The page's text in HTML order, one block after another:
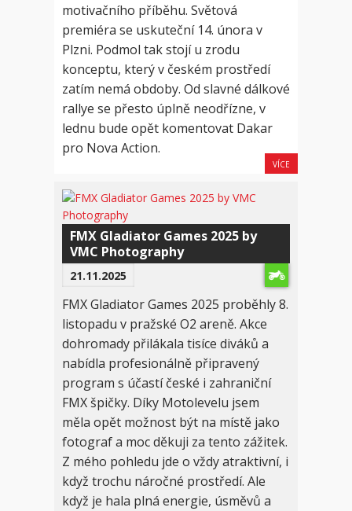
motivačního příběhu. Světová
premiéra se uskuteční 14. února v
Plzni. Podmol tak stojí u zrodu
konceptu, který v českém prostředí
zatím nemá obdoby. Od slavné dálkové
rallye se přesto úplně neodřízne, v
lednu bude opět komentovat Dakar
pro Nova Action.
VÍCE
FMX Gladiator Games 2025 by
VMC Photography
21.11.2025
FMX Gladiator Games 2025 proběhly 8.
listopadu v pražské O2 areně. Akce
dohromady přilákala tisíce diváků a
nabídla profesionálně připravený
program s účastí české i zahraniční
FMX špičky. Díky Motolevelu jsem
měla opět možnost být na místě jako
fotograf a moc děkuji za tento zážitek.
Z mého pohledu jde o vždy atraktivní, i
když trochu náročné prostředí. Ale
když je hala plná energie, úsměvů a